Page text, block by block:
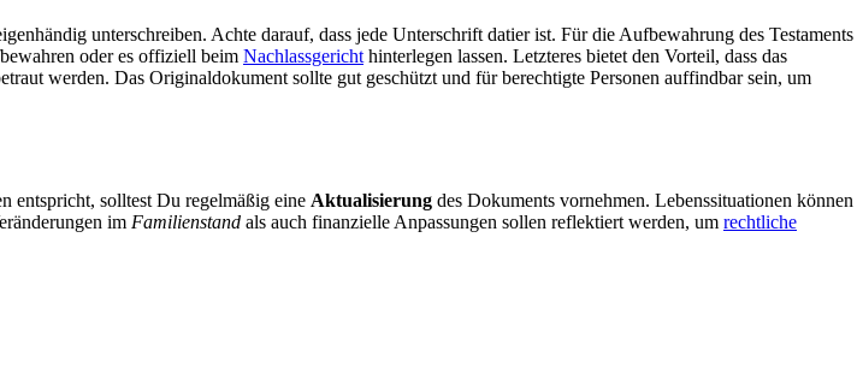
unterschreiben. Achte darauf, dass jede Unterschrift datier ist. Für die Aufbewahrung des Testaments
oder es offiziell beim Nachlassgericht hinterlegen lassen. Letzteres bietet den Vorteil, dass das
werden. Das Originaldokument sollte gut geschützt und für berechtigte Personen auffindbar sein, um
entspricht, solltest Du regelmäßig eine Aktualisierung des Dokuments vornehmen. Lebenssituationen können
im Familienstand als auch finanzielle Anpassungen sollen reflektiert werden, um rechtliche